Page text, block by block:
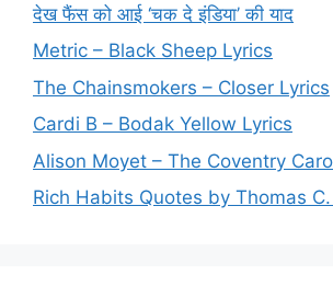
देख फैंस को आई ‘चक दे इंडिया’ की याद
Metric – Black Sheep Lyrics
The Chainsmokers – Closer Lyrics
Cardi B – Bodak Yellow Lyrics
Alison Moyet – The Coventry
Rich Habits Quotes by Thomas